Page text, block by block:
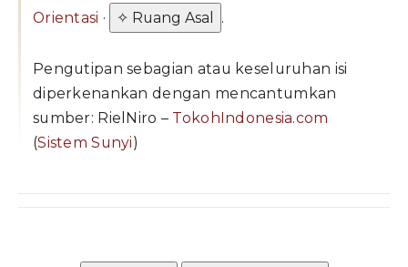
Orientasi · ✧ Ruang Asal .
Pengutipan sebagian atau keseluruhan isi
diperkenankan dengan mencantumkan
sumber: RielNiro – TokohIndonesia.com
(Sistem Sunyi)